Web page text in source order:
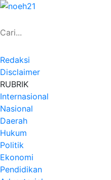
Redaksi
Disclaimer
RUBRIK
Internasional
Nasional
Daerah
Hukum
Politik
Ekonomi
Pendidikan